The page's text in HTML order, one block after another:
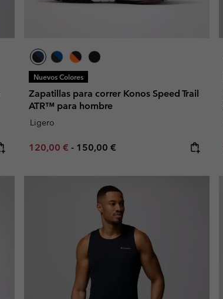
Nuevos Colores
Zapatillas para correr Konos Speed Trail
ATR™ para hombre
Ligero
Minimum sale price:
120,00 € - Maximum price:
150,00 €